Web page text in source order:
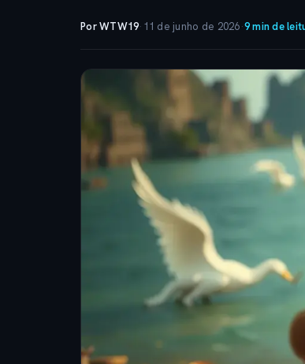
Por WTW19· 11 de junho de 2026·9 min de